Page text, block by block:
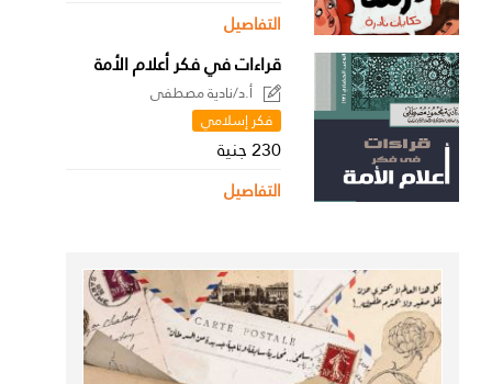
التفاصيل
قراءات في فكر أعلام الأمة
أ.د/نادية مصطفى
فكر إسلامي
230 جنية
التفاصيل